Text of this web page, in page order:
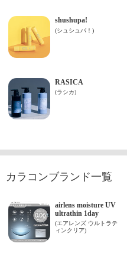
カラコンブランド一覧